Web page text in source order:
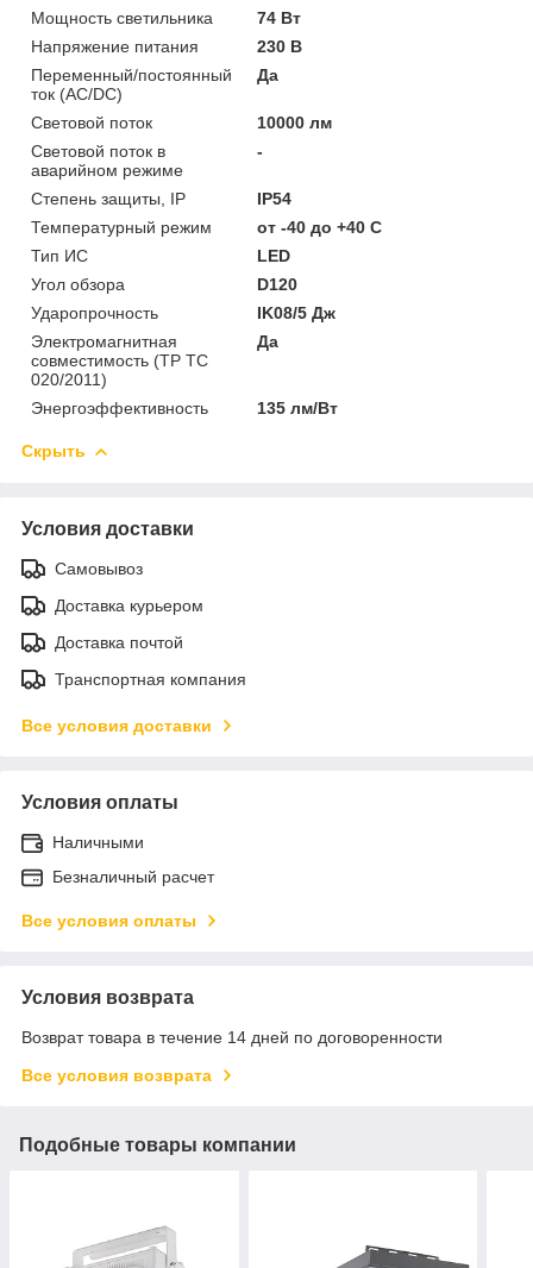
Мощность светильника
74 Вт
Напряжение питания
230 В
Переменный/постоянный
ток (AC/DC)
Да
Световой поток
10000 лм
Световой поток в
аварийном режиме
-
Степень защиты, IP
IP54
Температурный режим
от -40 до +40 C
Тип ИС
LED
Угол обзора
D120
Ударопрочность
IK08/5 Дж
Электромагнитная
совместимость (ТР ТС
020/2011)
Да
Энергоэффективность 135 лм/Вт
Скрыть
Условия доставки
Самовывоз
Доставка курьером
Доставка почтой
Транспортная компания
Все условия доставки
Условия оплаты
Наличными
Безналичный расчет
Все условия оплаты
Условия возврата
Возврат товара в течение 14 дней по договоренности
Все условия возврата
Подобные товары компании